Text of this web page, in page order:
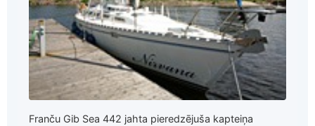
Franču Gib Sea 442 jahta pieredzējuša kapteiņa